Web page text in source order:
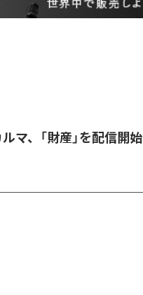
マ、「財産」を配信開始